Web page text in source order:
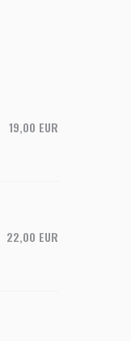
19,00 EUR
22,00 EUR